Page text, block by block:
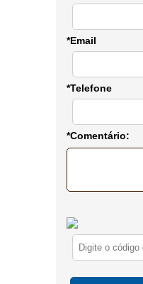
*Email
*Telefone
*Comentário: